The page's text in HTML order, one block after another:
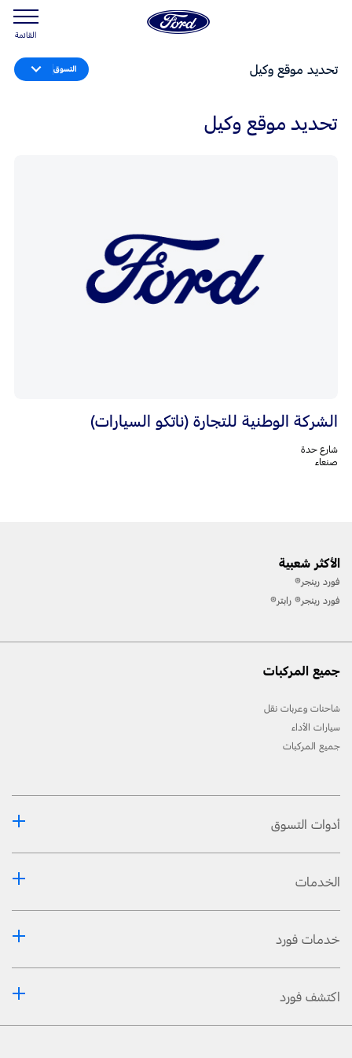
القائمة
تحديد موقع وكيل التسوق
تحديد موقع وكيل
الشركة الوطنية للتجارة (ناتكو السيارات)
شارع حدة
صنعاء
الأكثر شعبية
فورد رينجر®
فورد رينجر® رابتر®
جميع المركبات
شاحنات وعربات نقل
سيارات الأداء
جميع المركبات
أدوات التسوق
الخدمات
خدمات فورد
اكتشف فورد